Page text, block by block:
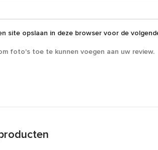
site opslaan in deze browser voor de
foto's toe te kunnen voegen aan uw review.